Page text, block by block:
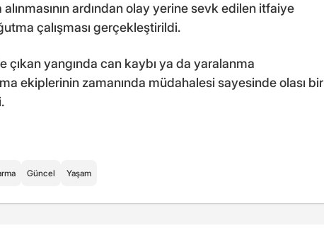
alınmasının ardından olay yerine sevk edilen itfaiye
çalışması gerçekleştirildi.
çıkan yangında can kaybı ya da yaralanma
ekiplerinin zamanında müdahalesi sayesinde olası bir
Güncel Yaşam